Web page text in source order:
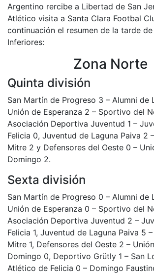
Argentino rercibe a Libertad de San
Atlético visita a Santa Clara Footbal
continuación el resumen de la tarde
Inferiores:
Zona Norte
Quinta división
San Martín de Progreso 3 – Alumni de
Unión de Esperanza 2 – Sportivo del
Asociación Deportiva Juventud 1 –
Felicia 0, Juventud de Laguna Paiva 2
Mitre 2 y Defensores del Oeste 0 –
Domingo 2.
Sexta división
San Martín de Progreso 0 – Alumni de
Unión de Esperanza 0 – Sportivo del
Asociación Deportiva Juventud 2 –
Felicia 1, Juventud de Laguna Paiva 5
Mitre 1, Defensores del Oeste 2 –
Domingo 0, Deportivo Grütly 1 – San
Atlético de Felicia 0 – Domingo